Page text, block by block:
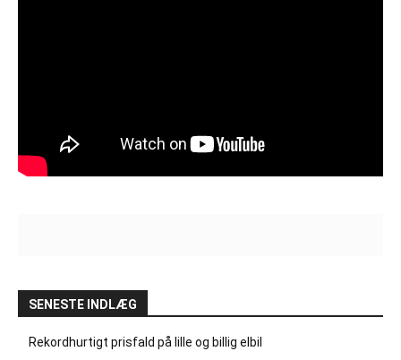
SENESTE INDLÆG
Rekordhurtigt prisfald på lille og billig elbil